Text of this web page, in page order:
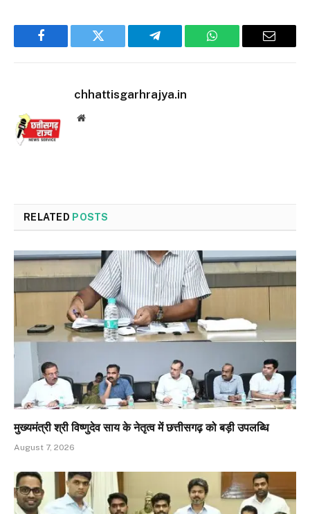
Facebook Twitter Telegram WhatsApp Email
chhattisgarhrajya.in
Website
RELATED POSTS
मुख्यमंत्री श्री विष्णुदेव साय के नेतृत्व में छत्तीसगढ़ को बड़ी उपलब्धि
August 7, 2026